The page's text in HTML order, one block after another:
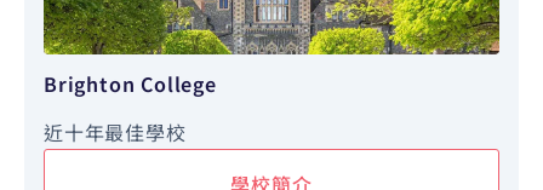
Brighton College
近十年最佳學校
學校簡介